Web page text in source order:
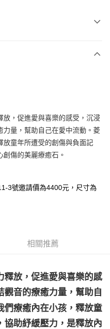
免運費
免運費
，促進愛與喜樂的感受，沉浸
量，幫助自己在愛中流動。菱
放童年所遭受的創傷與負面記
傷的美麗療癒石。
3號邀請價為4400元，尺寸為
相關推薦
釋放，促進愛與喜樂的感
音的療癒力量，幫助自
們療癒內在小孩，釋放童
協助紓緩壓力，是釋放內